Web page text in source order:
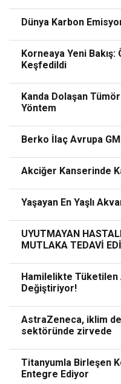
Dünya Karbon
Korneaya Yeni Bakış:
Keşfedildi
Kanda Dolaşan
Yöntem
Berko İlaç Avrupa
Akciğer Kanserinde
Yaşayan En Yaşlı
UYUTMAYAN
MUTLAKA TEDAVİ
Hamilelikte Tüketilen
Değiştiriyor!
AstraZeneca, iklim
sektöründe zirvede
Titanyumla Birleşen
Entegre Ediyor